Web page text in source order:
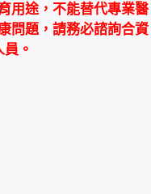
用途，不能替代專業醫
問題，請務必諮詢合資
。